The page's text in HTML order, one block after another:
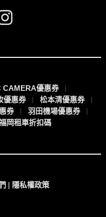
CAMERA優惠券
優惠券
松本清優惠券
券
羽田機場優惠券
岡租車折扣碼
| 隱私權政策